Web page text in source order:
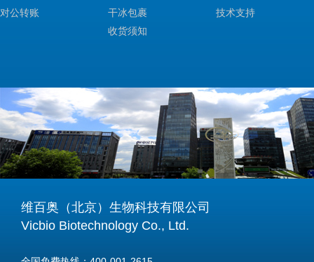
对公转账
干冰包裹
收货须知
技术支持
维百奥（北京）生物科技有限公司
Vicbio Biotechnology Co., Ltd.